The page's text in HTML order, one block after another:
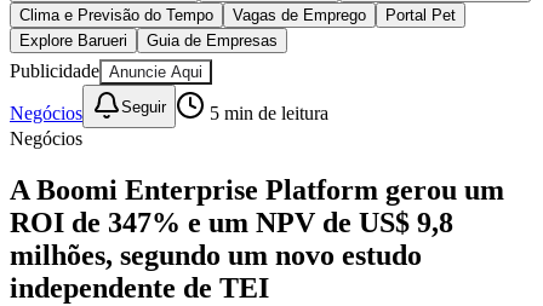
Goiás
10 anos de JBnovo portal
confira as novidades
10 anos de JB